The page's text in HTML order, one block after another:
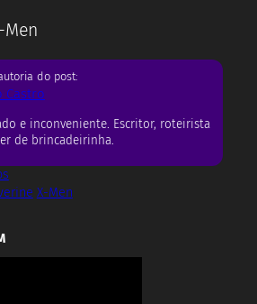
do post:
Castro
e inconveniente. Escritor, roteirista
de brincadeirinha.
X-Men